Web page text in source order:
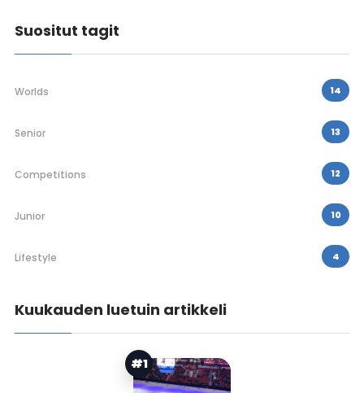
Suositut tagit
Worlds 14
Senior 13
Competitions 12
Junior 10
Lifestyle 4
Kuukauden luetuin artikkeli
#1